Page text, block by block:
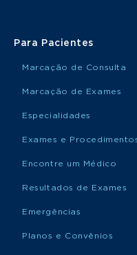
Para Pacientes
Marcação de Consulta
Marcação de Exames
Especialidades
Exames e
Encontre um Médico
Resultados de Exames
Emergências
Planos e Convênios